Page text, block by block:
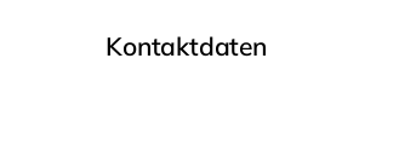
Kontaktdaten